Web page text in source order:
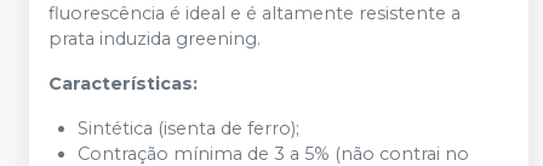
fluorescência é ideal e é altamente resistente a
prata induzida greening.
Características:
Sintética (isenta de ferro);
Contração mínima de 3 a 5% (não contrai no